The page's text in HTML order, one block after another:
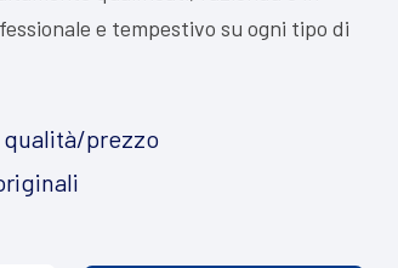
e tempestivo su ogni tipo di
qualità/prezzo